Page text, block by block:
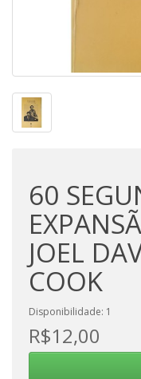
60
JOEL
COOK
Disponibilidade: 1
R$12,00